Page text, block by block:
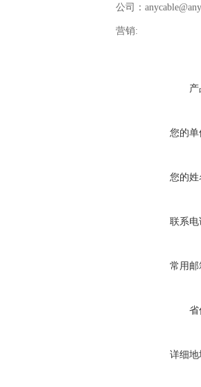
公司：
营销:
您的单
您的姓
联系电
常用邮
省
详细地